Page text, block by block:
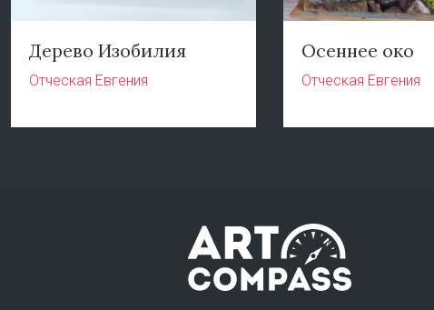
Дерево Изобилия
Отческая Евгения
Осеннее око
Отческая Евгения